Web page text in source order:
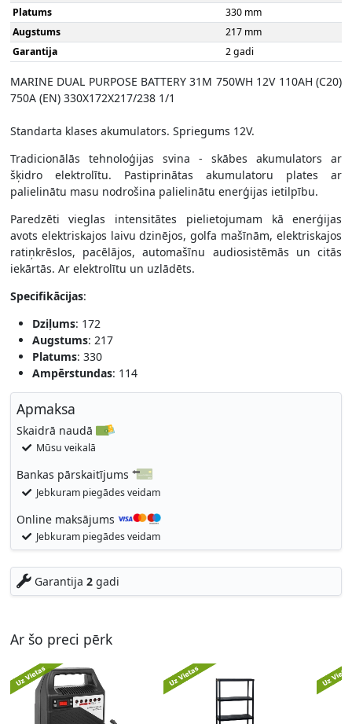
Platums
330 mm
Augstums
217 mm
Garantija
2 gadi
MARINE DUAL PURPOSE BATTERY 31M 750WH 12V 110AH (C20)
750A (EN) 330X172X217/238 1/1
Standarta klases akumulators. Spriegums 12V.
Tradicionālās tehnoloģijas svina - skābes akumulators ar
šķidro elektrolītu. Pastiprinātas akumulatoru plates ar
palielinātu masu nodrošina palielinātu enerģijas ietilpību.
Paredzēti vieglas intensitātes pielietojumam kā enerģijas
avots elektriskajos laivu dzinējos, golfa mašīnām, elektriskajos
ratiņkrēslos, pacēlājos, automašīnu audiosistēmās un citās
iekārtās. Ar elektrolītu un uzlādēts.
Specifikācijas:
Dziļums: 172
Augstums: 217
Platums: 330
Ampērstundas: 114
Apmaksa
Skaidrā naudā
Mūsu veikalā
Bankas pārskaitījums
Jebkuram piegādes veidam
Online maksājums
Jebkuram piegādes veidam
Garantija 2gadi
Ar šo preci pērk